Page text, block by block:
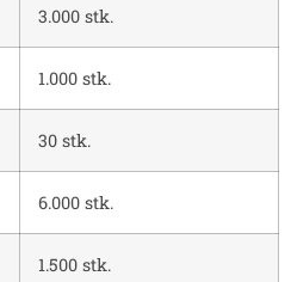
3.000 stk.
1.000 stk.
30 stk.
6.000 stk.
1.500 stk.